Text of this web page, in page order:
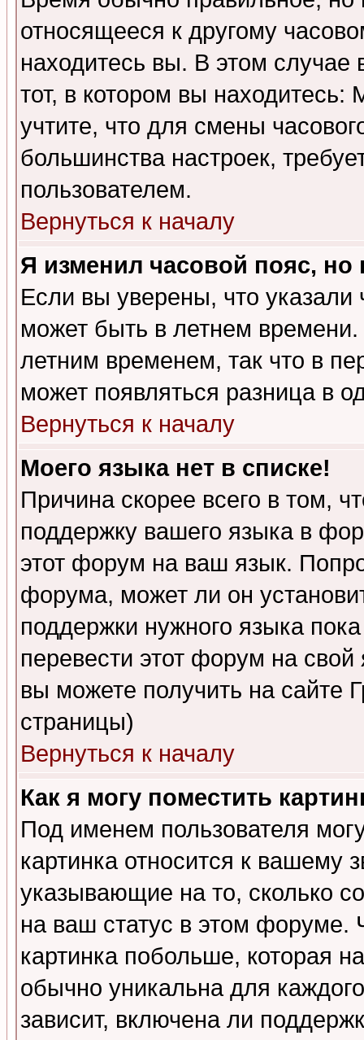
относящееся к другому
находитесь вы. В этом
тот, в котором вы
учтите, что для смены
большинства настроек,
пользователем.
Вернуться к началу
Я изменил часовой пояс,
Если вы уверены, что указали
может быть в летнем
летним временем, так что в
может появляться разница в
Вернуться к началу
Моего языка нет в списке!
Причина скорее всего в том,
поддержку вашего языка в
этот форум на ваш язык.
форума, может ли он
поддержки нужного языка
перевести этот форум на
вы можете получить на сайте
страницы)
Вернуться к началу
Как я могу поместить
Под именем пользователя
картинка относится к вашему
указывающие на то, сколько
на ваш статус в этом форуме.
картинка побольше, которая
обычно уникальна для
зависит, включена ли